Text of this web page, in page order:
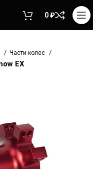
0₽
Части колес
EX